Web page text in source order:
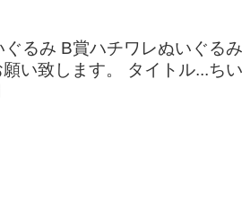
るみ B賞ハチワレぬいぐる
い致します。 タイトル...ち